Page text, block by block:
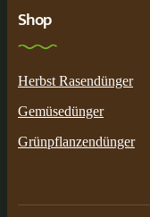
Shop
Herbst Rasendünger
Gemüsedünger
Grünpflanzendünger